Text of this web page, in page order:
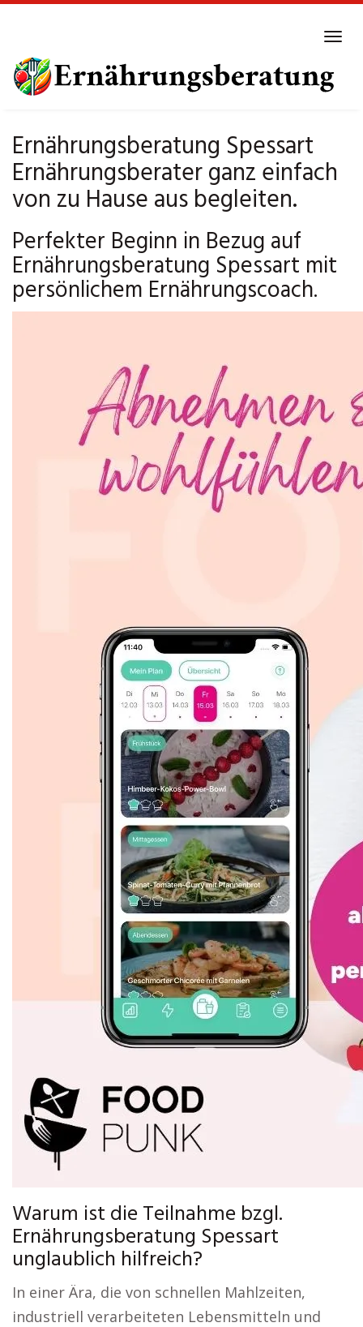
main
content
Ernährungsberatung Spessart
Ernährungsberater ganz einfach
von zu Hause aus begleiten.
Perfekter Beginn in Bezug auf
Ernährungsberatung Spessart mit
persönlichem Ernährungscoach.
Warum ist die Teilnahme bzgl.
Ernährungsberatung Spessart
unglaublich hilfreich?
In einer Ära, die von schnellen Mahlzeiten,
industriell verarbeiteten Lebensmitteln und